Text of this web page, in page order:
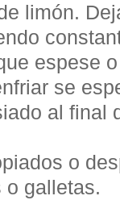
limón.
espese
se
al final
o
o galletas.